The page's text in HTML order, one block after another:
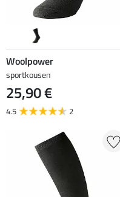
Woolpower
sportkousen
25,90 €
4.5 2